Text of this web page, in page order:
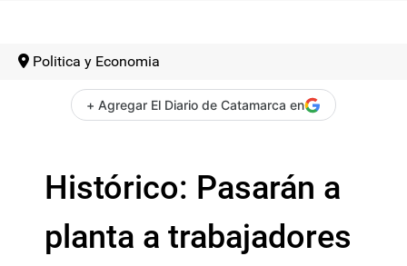
Politica y Economia
+ Agregar El Diario de Catamarca en
Histórico: Pasarán a
planta a trabajadores